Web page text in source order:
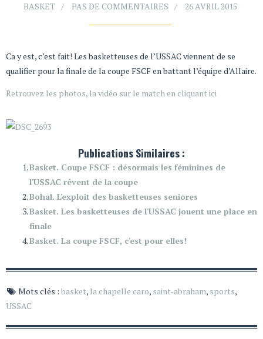
BASKET PAS DE COMMENTAIRES 26 AVRIL 2015
Ca y est, c’est fait! Les basketteuses de l’USSAC viennent de se
qualifier pour la finale de la coupe FSCF en battant l’équipe d’Allaire.
Retrouvez les photos, la vidéo sur le match en cliquant ici
Publications Similaires :
Basket. Coupe FSCF : désormais les féminines de
l'USSAC rêvent de la coupe
Bohal. L'exploit des basketteuses seniores
Basket. Les basketteuses de l'USSAC jouent une place en
finale
Basket. La coupe FSCF, c'est pour elles!
Mots clés : basket, la chapelle caro, saint-abraham, sports,
USSAC